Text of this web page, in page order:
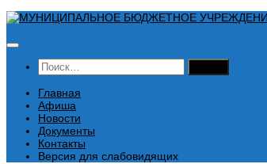
Перейти
содержимому
Найти:
Главная
Афиша
Новости
Документы
Контакты
Версия для слабовидящих